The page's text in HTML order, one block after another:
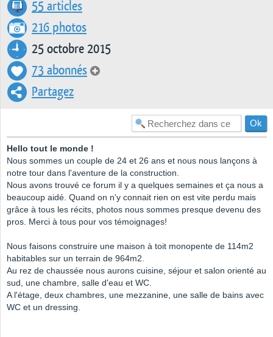
55 articles
216 photos
25 octobre 2015
73 abonnés
Partagez
Hello tout le monde !
Nous sommes un couple de 24 et 26 ans et nous nous lançons à
notre tour dans l'aventure de la construction.
Nous avons trouvé ce forum il y a quelques semaines et ça nous a
beaucoup aidé. Quand on n'y connait rien on est vite perdu mais
grâce à tous les récits, photos nous sommes presque devenu des
pros. Merci à tous pour vos témoignages!
Nous faisons construire une maison à toit monopente de 114m2
habitables sur un terrain de 964m2.
Au rez de chaussée nous aurons cuisine, séjour et salon orienté au
sud, une chambre, salle d'eau et WC.
A l'étage, deux chambres, une mezzanine, une salle de bains avec
WC et un dressing.